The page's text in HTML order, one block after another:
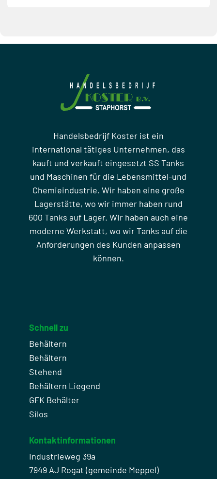
Handelsbedrijf Koster ist ein
international tätiges Unternehmen, das
kauft und verkauft eingesetzt SS Tanks
und Maschinen für die Lebensmittel-und
Chemieindustrie. Wir haben eine große
Lagerstätte, wo wir immer haben rund
600 Tanks auf Lager. Wir haben auch eine
moderne Werkstatt, wo wir Tanks auf die
Anforderungen des Kunden anpassen
können.
Schnell zu
Behältern
Behältern
Stehend
Behältern Liegend
GFK Behälter
Silos
Kontaktinformationen
Industrieweg 39a
7949 AJ Rogat (gemeinde Meppel)